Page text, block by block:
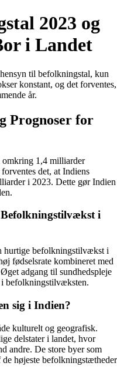
2023 og
i Landet
til befolkningstal, kun
konstant, og det forventes,
år.
Prognoser for
omkring 1,4 milliarder
det, at Indiens
i 2023. Dette gør Indien
i
hurtige befolkningstilvækst i
fødselsrate kombineret med
adgang til sundhedspleje
befolkningstilvæksten.
sig i Indien?
kulturelt og geografisk.
delstater i landet, hvor
andre. De store byer som
højeste befolkningstætheder